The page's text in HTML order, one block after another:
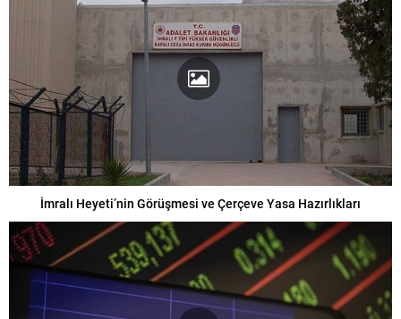
İmralı Heyeti’nin Görüşmesi ve Çerçeve Yasa Hazırlıkları